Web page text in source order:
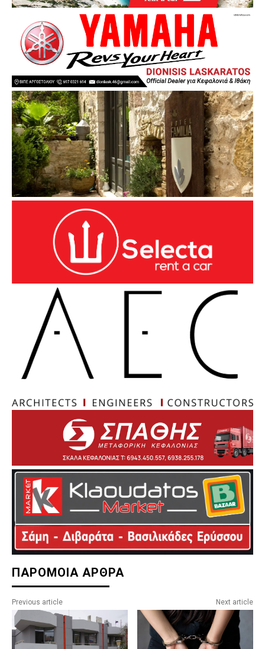
ΠΑΡΟΜΟΙΑ ΑΡΘΡΑ
Previous article Next article